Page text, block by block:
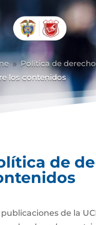
9 Política de
los contenidos
de
publicaciones de la